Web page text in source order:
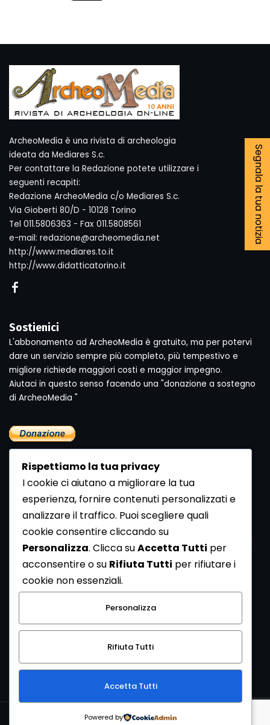
Segnala la tua notizia
ArcheoMedia è una rivista di archeologia
ideata da Mediares S.c.
Per contattare la Redazione potete utilizzare i
seguenti recapiti:
Redazione ArcheoMedia c/o Mediares S.c.
Via Gioberti 80/D - 10128 Torino
Tel 011.5806363 - Fax 011.5808561
e-mail: redazione@archeomedia.net
http://www.mediares.to.it
http://www.didatticatorino.it
Sostienici
L'abbonamento ad ArcheoMedia è gratuito, ma per potervi
dare un servizio sempre più completo, più tempestivo e
migliore richiede maggiori costi e maggior impegno.
Aiutaci in questo senso facendo una "donazione a sostegno
di ArcheoMedia "
Newsletter
Se vuoi ricevere la Rivista gratuita di archeologia realizzata
dalla Redazione di ArcheoMedia iscriviti alla nostra
Newsletter [Clicca Qui]
Con l'invio del messaggio l'utente dichiara di aver letto
l’informativa sulla privacy e di acconsentire al trattamento
dei propri dati personali.
Copyright © 1999-2026Mediares S.c.PI 07341730013 - [
Rispettiamo la tua privacy
I cookie ci aiutano a migliorare la tua
esperienza, fornire contenuti personalizzati e
analizzare il traffico. Puoi scegliere quali
cookie consentire cliccando su
Personalizza. Clicca suAccetta Tutti per
acconsentire o su Rifiuta Tutti per rifiutare i
cookie non essenziali.
Personalizza
Rifiuta Tutti
Accetta Tutti
Powered by